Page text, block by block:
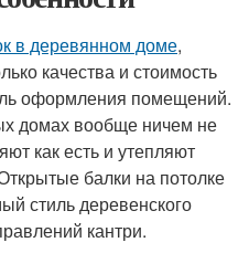
в деревянном доме,
качества и стоимость
оформления помещений.
домах вообще ничем не
как есть и утепляют
балки на потолке
стиль деревенского
кантри.